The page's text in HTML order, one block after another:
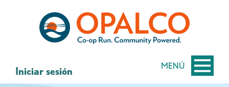
contenido
MENÚ
Iniciar sesión